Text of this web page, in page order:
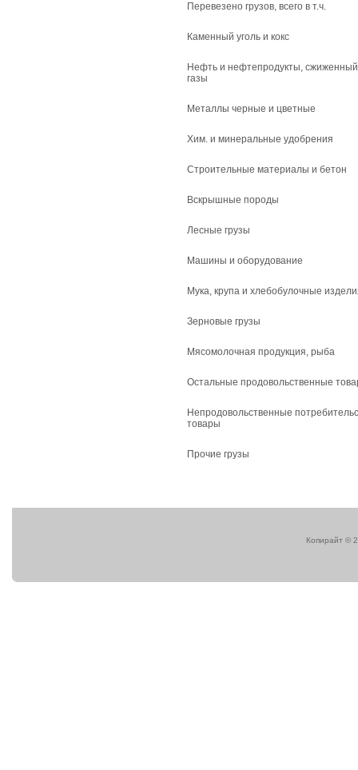
Перевезено грузов, всего в т.ч.
Каменный уголь и кокс
Нефть и нефтепродукты, сжиженный
газы
Металлы черные и цветные
Хим. и минеральные удобрения
Строительные материалы и бетон
Вскрышные породы
Лесные грузы
Машины и оборудование
Мука, крупа и хлебобулочные
Зерновые грузы
Мясомолочная продукция, рыба
Остальные продовольственные
Непродовольственные
товары
Прочие грузы
Копирайт ©